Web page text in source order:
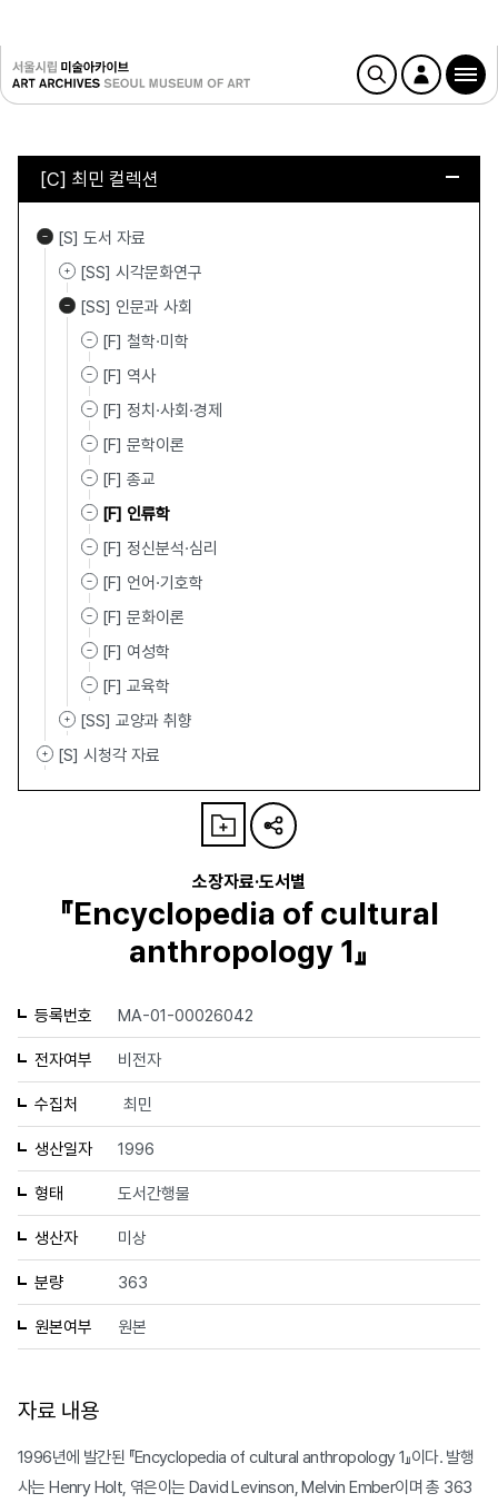
[C] 최민 컬렉션
[S] 도서 자료
[SS] 시각문화연구
[SS] 인문과 사회
[F] 철학·미학
[F] 역사
[F] 정치·사회·경제
[F] 문학이론
[F] 종교
[F] 인류학
[F] 정신분석·심리
[F] 언어·기호학
[F] 문화이론
[F] 여성학
[F] 교육학
[SS] 교양과 취향
[S] 시청각 자료
소장자료·도서별
『Encyclopedia of cultural
anthropology 1』
등록번호 MA-01-00026042
전자여부 비전자
수집처 최민
생산일자 1996
형태 도서간행물
생산자 미상
분량 363
원본여부 원본
자료 내용
1996년에 발간된 『Encyclopedia of cultural anthropology 1』이다. 발행
사는 Henry Holt, 엮은이는 David Levinson, Melvin Ember이며 총 363